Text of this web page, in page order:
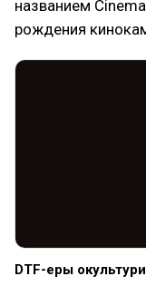
названием
рождения
DTF-еры